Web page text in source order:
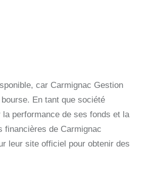
car Carmignac Gestion
En tant que société
performance de ses fonds et la
de Carmignac
leur site officiel pour obtenir des